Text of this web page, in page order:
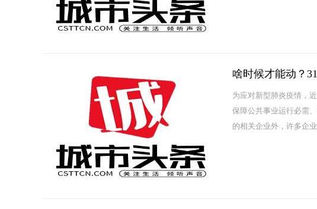
啥时候才能动？
为应对新型肺炎疫情，
保障公共事业运行必需
的相关企业外，许多企